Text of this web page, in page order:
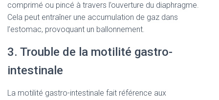
comprimé ou pincé à travers l’ouverture du diaphragme.
Cela peut entraîner une accumulation de gaz dans
l’estomac, provoquant un ballonnement.
3. Trouble de la motilité gastro-
intestinale
La motilité gastro-intestinale fait référence aux